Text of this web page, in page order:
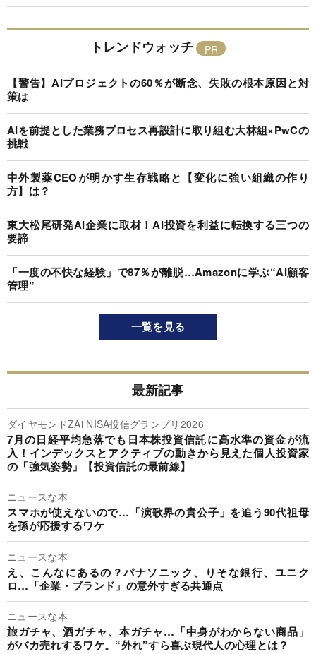
トレンドウォッチ
【警告】AIプロジェクトの60％が断念、失敗の根本原因と対
策は
AIを前提とした業務プロセス再設計に取り組む大林組×PwCの
挑戦
中外製薬CEOが明かす生存戦略と【変化に強い組織の作り
方】は？
東大松尾研発AI企業に取材！AI投資を利益に転換する三つの
要諦
「一度の不快な経験」で87％が離脱…Amazonに学ぶ“AI顧客
管理”
一覧を見る
最新記事
ダイヤモンドZAi NISA投信グランプリ2026
7月の日経平均急落でも日本株投資信託に高水準の資金が流
入！インデックスとアクティブの動きから見えた個人投資家
の「強気姿勢」【投資信託の最前線】
ニュースな本
スマホが使えないので…「演歌界の貴公子」を追う90代祖母
を孫が応援するワケ
ニュースな本
え、こんなにあるの？パナソニック、りそな銀行、ユニク
ロ…「企業・ブランド」の意外すぎる共通点
ニュースな本
旅ガチャ、酒ガチャ、本ガチャ…「中身がわからない商品」
がバカ売れするワケ。“外れ”すら喜ぶ現代人の心理とは？